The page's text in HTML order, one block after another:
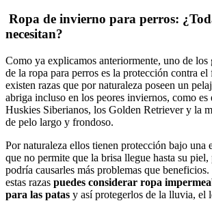
Ropa de invierno para perros:
necesitan?
Como ya explicamos anteriormente, uno de los
de la ropa para perros es la protección contra
existen razas que por naturaleza poseen un
abriga incluso en los peores inviernos, como es
Huskies Siberianos, los Golden Retriever y la
de pelo largo y frondoso.
Por naturaleza ellos tienen protección bajo una
que no permite que la brisa llegue hasta su
podría causarles más problemas que
estas razas puedes considerar ropa
para las patas y así protegerlos de la lluvia, el